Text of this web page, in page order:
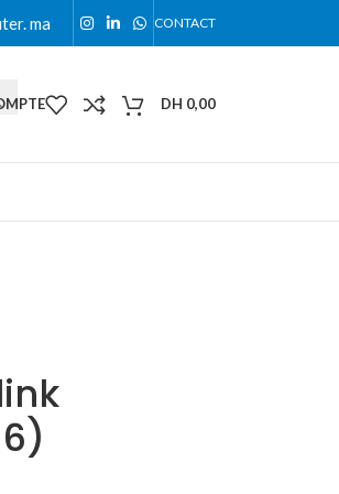
ma CONTACT
DH 0,00